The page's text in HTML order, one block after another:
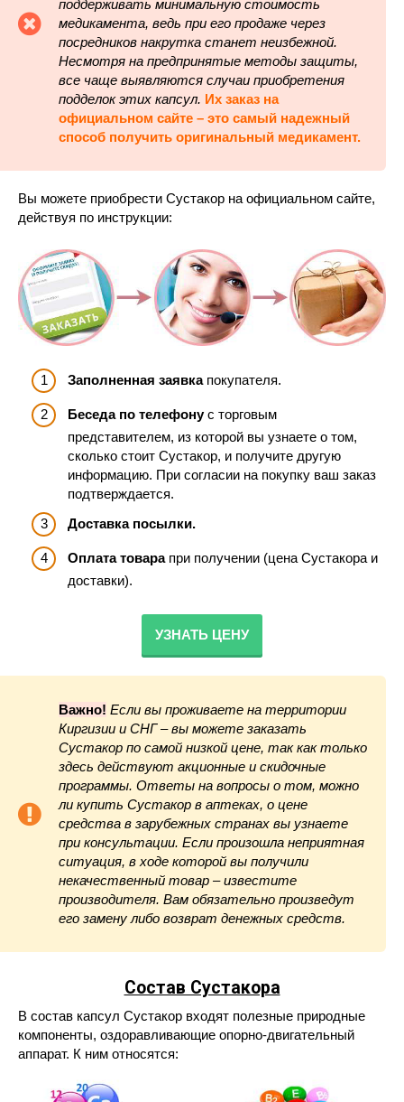
поддерживать минимальную стоимость
медикамента, ведь при его продаже через
посредников накрутка станет неизбежной.
Несмотря на предпринятые методы защиты,
все чаще выявляются случаи приобретения
подделок этих капсул. Их заказ на
официальном сайте – это самый надежный
способ получить оригинальный медикамент.
Вы можете приобрести Сустакор на официальном сайте,
действуя по инструкции:
Заполненная заявкапокупателя.
Беседа по телефонус торговым
представителем, из которой вы узнаете о том,
сколько стоит Сустакор, и получите другую
информацию. При согласии на покупку ваш заказ
подтверждается.
Доставка посылки.
Оплата товарапри получении (цена Сустакора и
доставки).
УЗНАТЬ ЦЕНУ
Важно! Если вы проживаете на территории
Киргизии и СНГ – вы можете заказать
Сустакор по самой низкой цене, так как только
здесь действуют акционные и скидочные
программы. Ответы на вопросы о том, можно
ли купить Сустакор в аптеках, о цене
средства в зарубежных странах вы узнаете
при консультации. Если произошла неприятная
ситуация, в ходе которой вы получили
некачественный товар – известите
производителя. Вам обязательно произведут
его замену либо возврат денежных средств.
Состав Сустакора
В состав капсул Сустакор входят полезные природные
компоненты, оздоравливающие опорно-двигательный
аппарат. К ним относятся: